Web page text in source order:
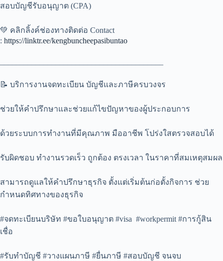
สอบบัญชีรับอนุญาต (CPA)
💚 คลิกลิ้งค์ช่องทางติดต่อ Contact
: https://linktr.ee/kengbuncheepasibuntao
📝 บริการงานจดทะเบียน บัญชีและภาษีครบวงจร
ช่วยให้คำปรึกษาและช่วยแก้ไขปัญหาของผู้ประกอบการ
ด้วยระบบการทำงานที่มีคุณภาพ มืออาชีพ โปร่งใสตรวจสอบได้
รับผิดชอบ ทำงานรวดเร็ว ถูกต้อง ตรงเวลา ในราคาที่สมเหตุสมผล
สามารถดูแลให้คำปรึกษาธุรกิจ ตั้งแต่เริ่มต้นก่อตั้งกิจการ ช่วย
กำหนดทิศทางของธุรกิจ
#จดทะเบียนบริษัท #ขอใบอนุญาต #visa #workpermit #การกู้สิน
เชื่อ
#รับทำบัญชี #วางแผนภาษี #ยื่นภาษี #สอบบัญชี จนจบ